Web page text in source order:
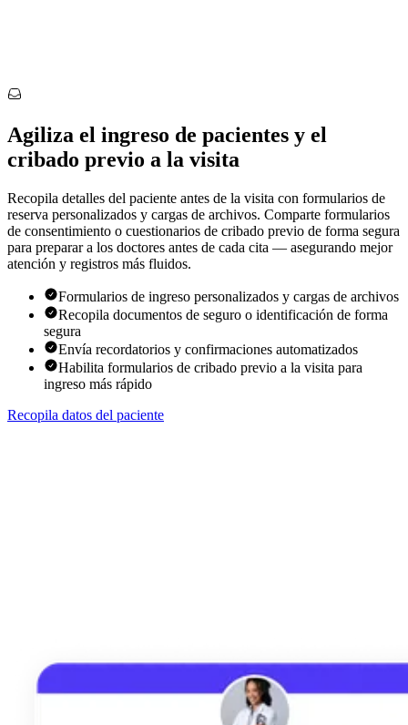
Agiliza el ingreso de pacientes y el
cribado previo a la visita
Recopila detalles del paciente antes de la visita con formularios de
reserva personalizados y cargas de archivos. Comparte formularios
de consentimiento o cuestionarios de cribado previo de forma segura
para preparar a los doctores antes de cada cita — asegurando mejor
atención y registros más fluidos.
Formularios de ingreso personalizados y cargas de archivos
Recopila documentos de seguro o identificación de forma
segura
Envía recordatorios y confirmaciones automatizados
Habilita formularios de cribado previo a la visita para
ingreso más rápido
Recopila datos del paciente